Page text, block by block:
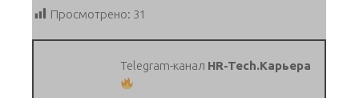
Просмотрено: 31
Telegram-канал HR-Tech.Карьера